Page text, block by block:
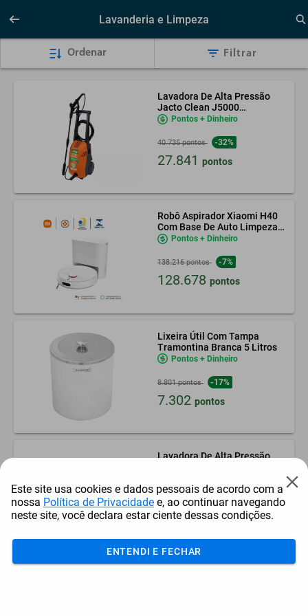
Lavanderia e Limpeza
Ordenar Filtrar
Lavadora De Alta Pressão
Jacto Clean J5000
Residencial 1300W
Pontos + Dinheiro
40.735 pontos -32%
27.841 pontos
Robô Aspirador Xiaomi H40
Com Base De Auto Limpeza
127VPontos + Dinheiro
138.216 pontos -7%
128.678 pontos
Lixeira Útil Com Tampa
Tramontina Branca 5 Litros
Pontos + Dinheiro
8.801 pontos -17%
7.302 pontos
Lavadora De Alta Pressão
167.937pontos
Este site usa cookies e dados pessoais de acordo com a
nossa Política de Privacidade e, ao continuar navegando
neste site, você declara estar ciente dessas condições.
ENTENDI E FECHAR